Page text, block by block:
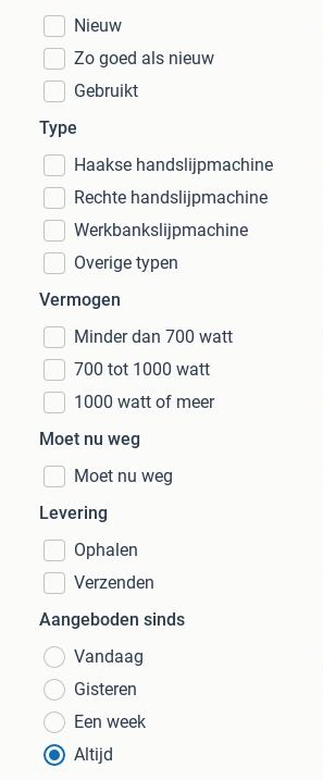
Nieuw
Zo goed als nieuw
Gebruikt
Type
Haakse handslijpmachine
Rechte handslijpmachine
Werkbankslijpmachine
Overige typen
Vermogen
Minder dan 700 watt
700 tot 1000 watt
1000 watt of meer
Moet nu weg
Moet nu weg
Levering
Ophalen
Verzenden
Aangeboden sinds
Vandaag
Gisteren
Een week
Altijd